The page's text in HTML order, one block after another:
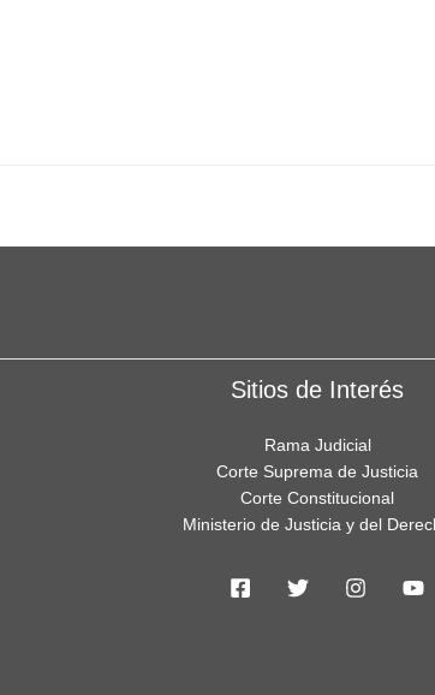
Sitios de Interés
Rama Judicial
Corte Suprema de Justicia
Corte Constitucional
Ministerio de Justicia y del